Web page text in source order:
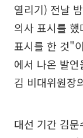
열리기) 전날
의사 표시를
표시를 한 것"
에서 나온 발
김 비대위원장
대선 기간 김